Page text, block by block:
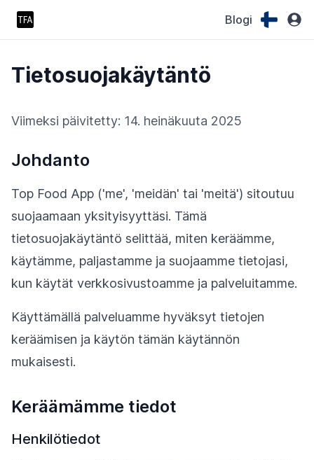
Blogi
Tietosuojakäytäntö
Viimeksi päivitetty: 14. heinäkuuta 2025
Johdanto
Top Food App ('me', 'meidän' tai 'meitä') sitoutuu
suojaamaan yksityisyyttäsi. Tämä
tietosuojakäytäntö selittää, miten keräämme,
käytämme, paljastamme ja suojaamme tietojasi,
kun käytät verkkosivustoamme ja palveluitamme.
Käyttämällä palveluamme hyväksyt tietojen
keräämisen ja käytön tämän käytännön
mukaisesti.
Keräämämme tiedot
Henkilötiedot